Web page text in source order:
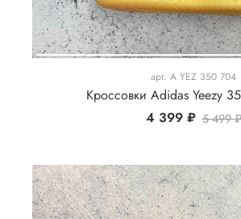
арт. A YEZ 350 704
Кроссовки Adidas Yeezy
4 399 ₽ 5 499 ₽